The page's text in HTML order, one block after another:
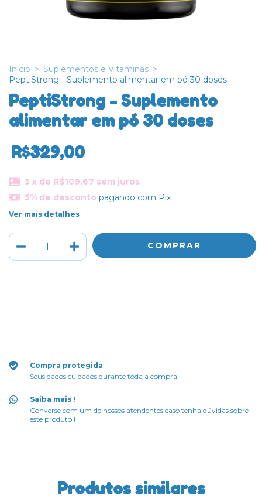
Início > Suplementos e Vitaminas >
PeptiStrong - Suplemento alimentar em pó 30 doses
PeptiStrong - Suplemento
alimentar em pó 30 doses
R$329,00
3 x de R$109,67 sem juros
5% de desconto pagando com Pix
Ver mais detalhes
Compra protegida
Seus dados cuidados durante toda a compra.
Saiba mais !
Converse com um de nossos atendentes caso tenha dúvidas sobre
este produto !
Produtos similares